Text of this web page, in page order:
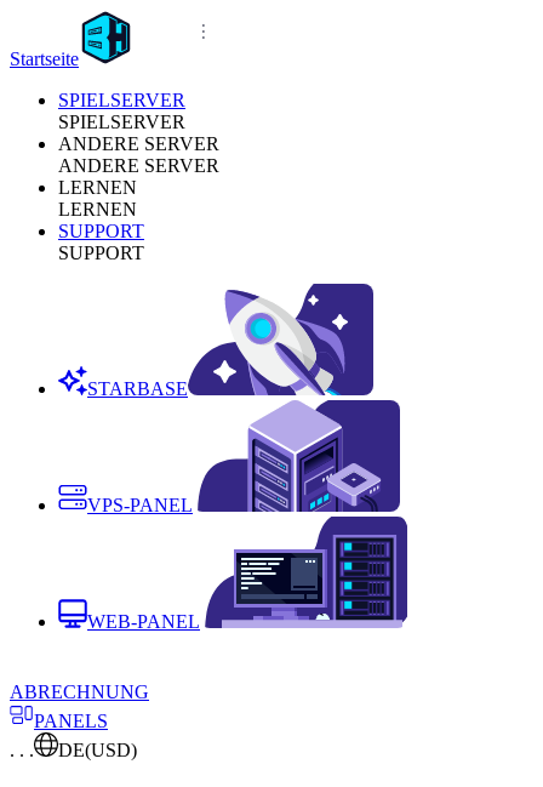
Startseite
SPIELSERVER
SPIELSERVER
ANDERE SERVER
ANDERE SERVER
LERNEN
LERNEN
SUPPORT
SUPPORT
STARBASE
VPS-PANEL
WEB-PANEL
ABRECHNUNG
PANELS
. . .
DE(USD)